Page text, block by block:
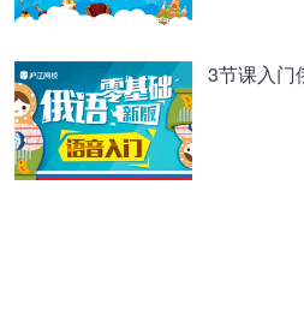
3节课入门